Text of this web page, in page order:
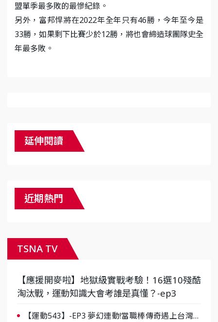
盟單季最多敗的最慘紀錄。
另外，富邦悍將在2022年全年只有46勝，今年至今是
33勝，如果剩下比賽少於12勝，將也會締造球團隊史全
年最多敗。
延伸閱讀
近期熱門
TSNA TV
【應援開麥啦】地獄級實戰考驗！16選10殘酷
淘汰戰，運動知識大會考誰是真懂？-ep3
【運動543】-EP3 夢幻連動!當職棒傳奇遇上台灣女